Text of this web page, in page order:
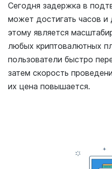
Сегодня задержка в
может достигать часов и
этому является
любых криптовалютных
пользователи быстро
затем скорость
их цена повышается.